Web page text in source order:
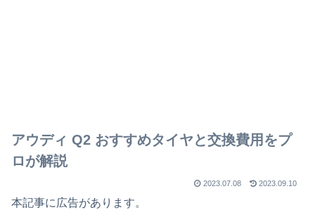
アウディ Q2 おすすめタイヤと交換費用をプ
ロが解説
2023.07.08 2023.09.10
本記事に広告があります。